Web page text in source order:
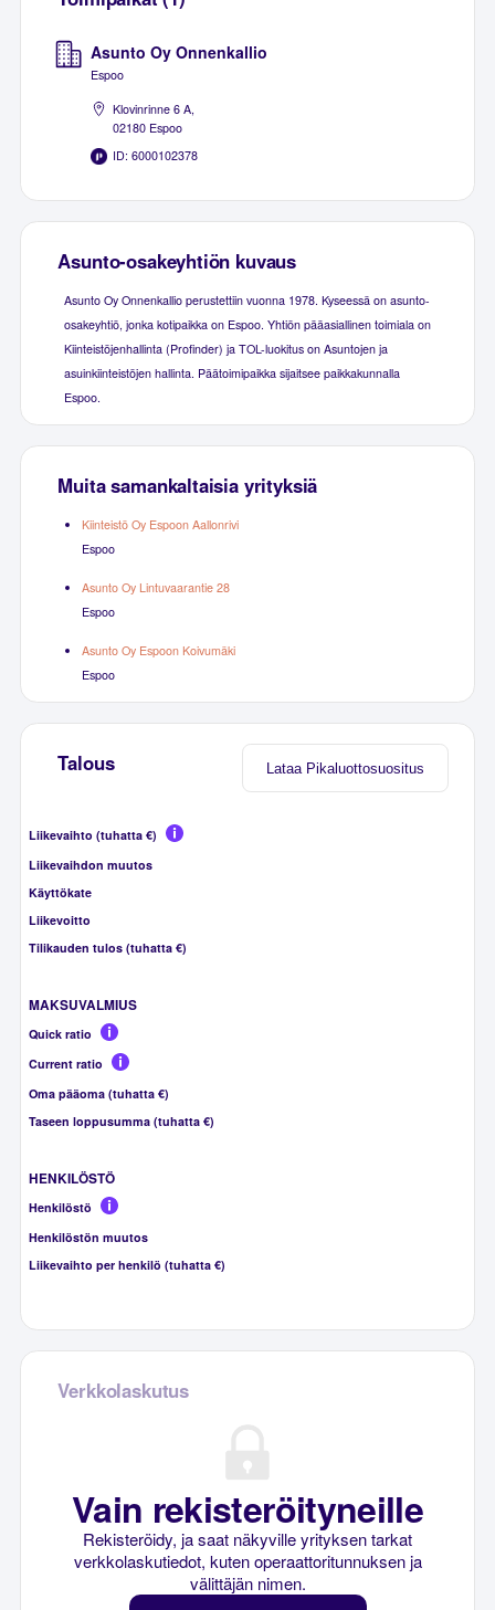
Asunto Oy Onnenkallio
Espoo
Klovinrinne 6 A,
02180 Espoo
ID: 6000102378
Asunto-osakeyhtiön kuvaus
Asunto Oy Onnenkallio perustettiin vuonna 1978. Kyseessä on asunto-
osakeyhtiö, jonka kotipaikka on Espoo. Yhtiön pääasiallinen toimiala on
Kiinteistöjenhallinta (Profinder) ja TOL-luokitus on Asuntojen ja
asuinkiinteistöjen hallinta. Päätoimipaikka sijaitsee paikkakunnalla
Espoo.
Muita samankaltaisia yrityksiä
Kiinteistö Oy Espoon Aallonrivi
Espoo
Asunto Oy Lintuvaarantie 28
Espoo
Asunto Oy Espoon Koivumäki
Espoo
Lataa Pikaluottosuositus
Talous
Liikevaihto (tuhatta €)
Liikevaihdon muutos
Käyttökate
Liikevoitto
Tilikauden tulos (tuhatta €)
MAKSUVALMIUS
Quick ratio
Current ratio
Oma pääoma (tuhatta €)
Taseen loppusumma (tuhatta €)
HENKILÖSTÖ
Henkilöstö
Henkilöstön muutos
Liikevaihto per henkilö (tuhatta €)
Verkkolaskutus
Vain rekisteröityneille
Rekisteröidy, ja saat näkyville yrityksen tarkat
verkkolaskutiedot, kuten operaattoritunnuksen ja
välittäjän nimen.